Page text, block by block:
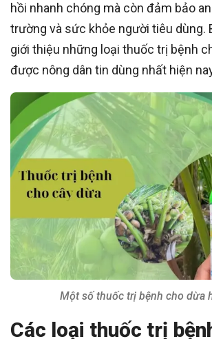
hồi nhanh chóng mà còn đảm bảo
trường và sức khỏe người tiêu dùng.
giới thiệu những loại thuốc trị bệnh
được nông dân tin dùng nhất hiện
Một số thuốc trị bệnh cho dừa
Các loại thuốc trị